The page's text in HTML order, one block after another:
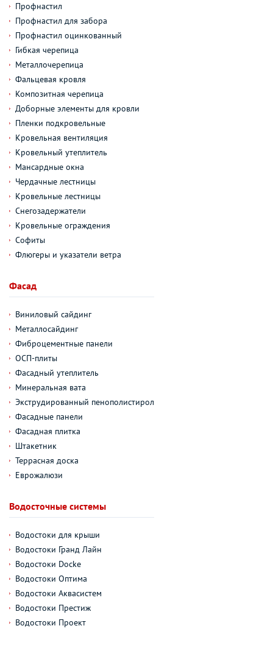
Профнастил
Профнастил для забора
Профнастил оцинкованный
Гибкая черепица
Металлочерепица
Фальцевая кровля
Композитная черепица
Доборные элементы для кровли
Пленки подкровельные
Кровельная вентиляция
Кровельный утеплитель
Мансардные окна
Чердачные лестницы
Кровельные лестницы
Снегозадержатели
Кровельные ограждения
Софиты
Флюгеры и указатели ветра
Фасад
Виниловый сайдинг
Металлосайдинг
Фиброцементные панели
ОСП-плиты
Фасадный утеплитель
Минеральная вата
Экструдированный пенополистирол
Фасадные панели
Фасадная плитка
Штакетник
Террасная доска
Еврожалюзи
Водосточные системы
Водостоки для крыши
Водостоки Гранд Лайн
Водостоки Docke
Водостоки Оптима
Водостоки Аквасистем
Водостоки Престиж
Водостоки Проект